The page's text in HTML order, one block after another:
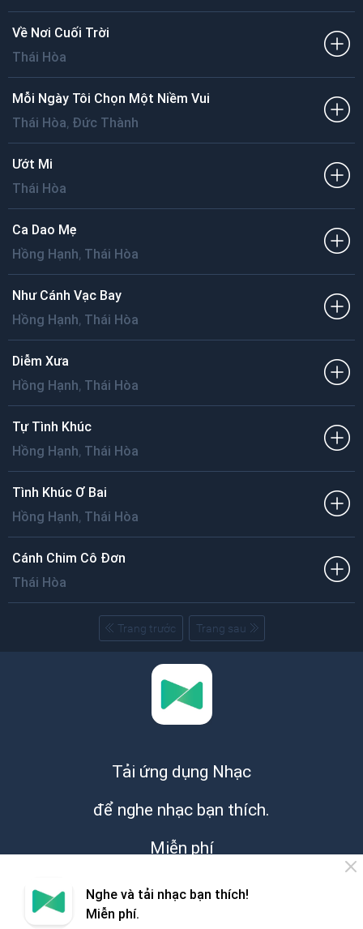
Về Nơi Cuối Trời
Thái Hòa
Mỗi Ngày Tôi Chọn Một Niềm Vui
Thái Hòa, Đức Thành
Ướt Mi
Thái Hòa
Ca Dao Mẹ
Hồng Hạnh, Thái Hòa
Như Cánh Vạc Bay
Hồng Hạnh, Thái Hòa
Diễm Xưa
Hồng Hạnh, Thái Hòa
Tự Tình Khúc
Hồng Hạnh, Thái Hòa
Tình Khúc Ơ Bai
Hồng Hạnh, Thái Hòa
Cánh Chim Cô Đơn
Thái Hòa
Trang trước Trang sau
Tải ứng dụng Nhạc
để nghe nhạc bạn thích.
Miễn phí
Nghe và tải nhạc bạn thích!
Miễn phí.